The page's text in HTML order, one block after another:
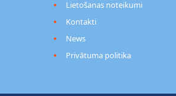
Lietošanas noteikumi
Kontakti
News
Privātuma politika